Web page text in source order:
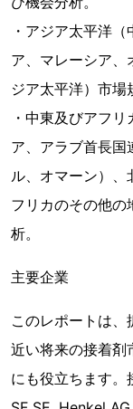
・アジア太平洋
ア、マレーシア、
ジア太平洋）市場
・中東及びアフ
ア、アラブ首長国
ル、オマーン）、
フリカのその他
析。
主要企業
このレポートは、
近い将来の接着剤
にも役立ちます。